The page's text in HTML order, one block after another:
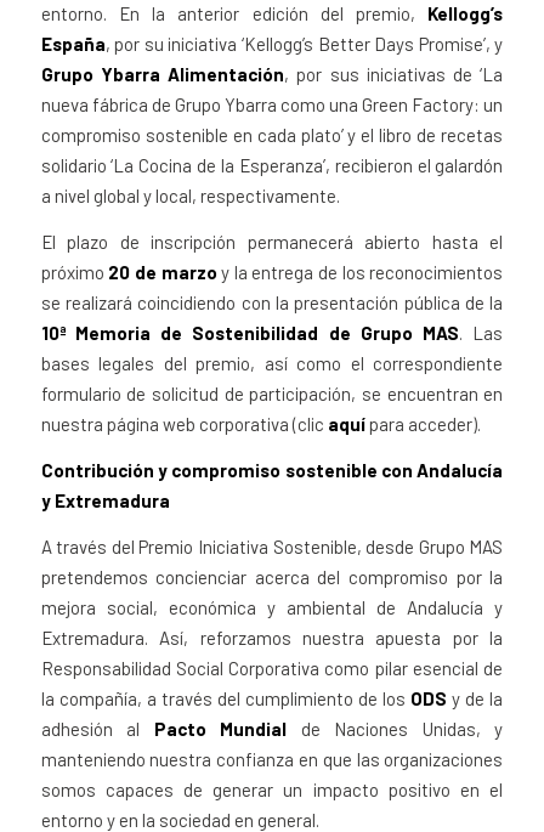
entorno. En la anterior edición del premio, Kellogg’s
España, por su iniciativa ‘Kellogg’s Better Days Promise’, y
Grupo Ybarra Alimentación, por sus iniciativas de ‘La
nueva fábrica de Grupo Ybarra como una Green Factory: un
compromiso sostenible en cada plato’ y el libro de recetas
solidario ‘La Cocina de la Esperanza’, recibieron el galardón
a nivel global y local, respectivamente.
El plazo de inscripción permanecerá abierto hasta el
próximo 20 de marzoy la entrega de los reconocimientos
se realizará coincidiendo con la presentación pública de la
10ª Memoria de Sostenibilidad de Grupo MAS. Las
bases legales del premio, así como el correspondiente
formulario de solicitud de participación, se encuentran en
nuestra página web corporativa (clic aquípara acceder).
Contribución y compromiso sostenible con Andalucía
y Extremadura
A través del Premio Iniciativa Sostenible, desde Grupo MAS
pretendemos concienciar acerca del compromiso por la
mejora social, económica y ambiental de Andalucía y
Extremadura. Así, reforzamos nuestra apuesta por la
Responsabilidad Social Corporativa como pilar esencial de
la compañía, a través del cumplimiento de los ODS y de la
adhesión al Pacto Mundial de Naciones Unidas, y
manteniendo nuestra confianza en que las organizaciones
somos capaces de generar un impacto positivo en el
entorno y en la sociedad en general.